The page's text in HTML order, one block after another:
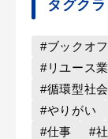
タグク
#ブックオフ
#リユース
#循環型社会
#やりがい
#仕事
#